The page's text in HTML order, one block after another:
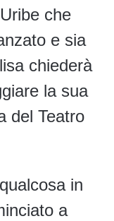
che
e sia
chiederà
la sua
del Teatro
in
a